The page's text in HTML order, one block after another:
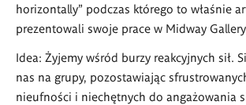
horizontally” podczas którego to właśnie
prezentowali swoje prace w Midway
Idea: Żyjemy wśród burzy reakcyjnych sił.
nas na grupy, pozostawiając
nieufności i niechętnych do angażowania